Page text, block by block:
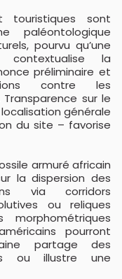
touristiques sont
paléontologique
pourvu qu’une
contextualise la
préliminaire et
contre les
sur le
générale
du site – favorise
armuré africain
la dispersion des
via corridors
ou reliques
morphométriques
pourront
partage des
ou illustre une